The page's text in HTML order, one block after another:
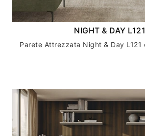
NIGHT & DAY L121